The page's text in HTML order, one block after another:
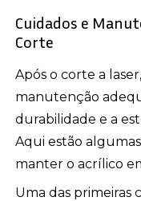
Cuidados e
Corte
Após o corte a
manutenção
durabilidade e a
Aqui estão
manter o acrílico
Uma das primeiras